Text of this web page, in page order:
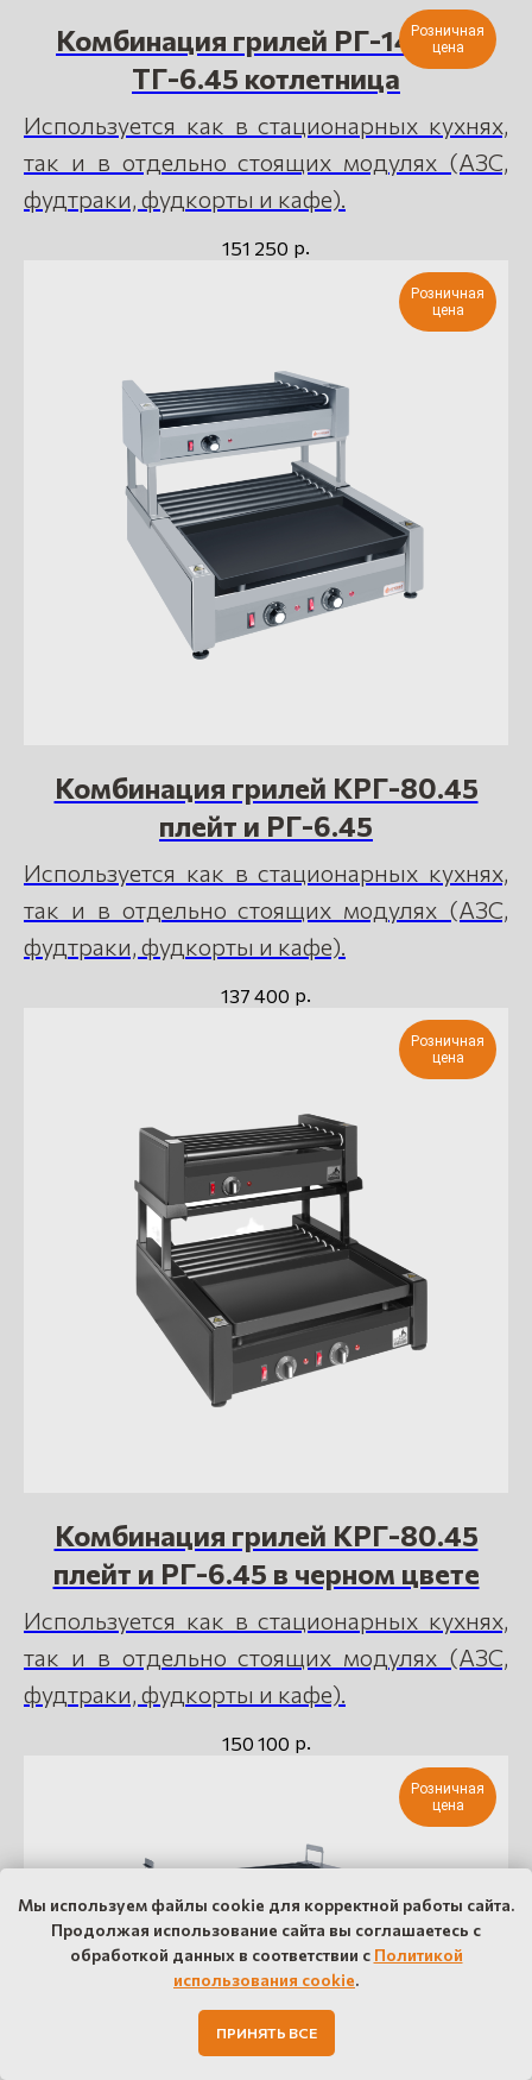
Розничная
цена
Комбинация грилей РГ-14.45 и
ТГ-6.45 котлетница
Используется как в стационарных кухнях,
так и в отдельно стоящих модулях (АЗС,
фудтраки, фудкорты и кафе).
151 250 р.
Розничная
цена
Комбинация грилей КРГ-80.45
плейт и РГ-6.45
Используется как в стационарных кухнях,
так и в отдельно стоящих модулях (АЗС,
фудтраки, фудкорты и кафе).
137 400 р.
Розничная
цена
Комбинация грилей КРГ-80.45
плейт и РГ-6.45 в черном цвете
Используется как в стационарных кухнях,
так и в отдельно стоящих модулях (АЗС,
фудтраки, фудкорты и кафе).
150 100 р.
Розничная
цена
Преимущества
электрических
профессиональных
грилей
На что обратить
внимание при
выборе
Мы используем файлы cookie для корректной работы сайта.
Продолжая использование сайта вы соглашаетесь с
обработкой данных в соответствии с Политикой
использования cookie.
ПРИНЯТЬ ВСЕ